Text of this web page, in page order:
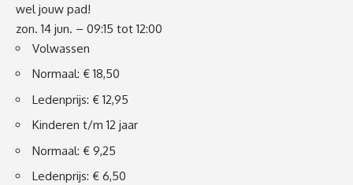
wel jouw pad!
zon. 14 jun. – 09:15 tot 12:00
Volwassen
Normaal: € 18,50
Ledenprijs: € 12,95
Kinderen t/m 12 jaar
Normaal: € 9,25
Ledenprijs: € 6,50